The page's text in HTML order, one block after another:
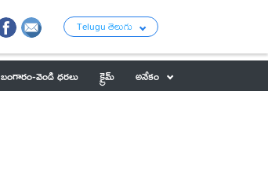
Telugu తెలుగు
బంగారం-వెండి ధరలు క్రైమ్
అనేకం